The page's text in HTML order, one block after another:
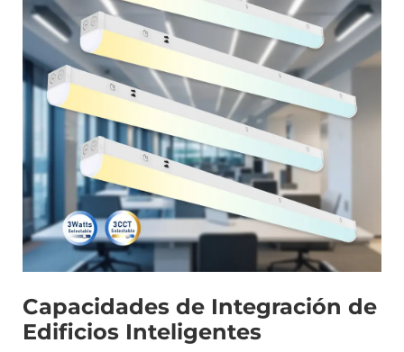
Capacidades de Integración de
Edificios Inteligentes